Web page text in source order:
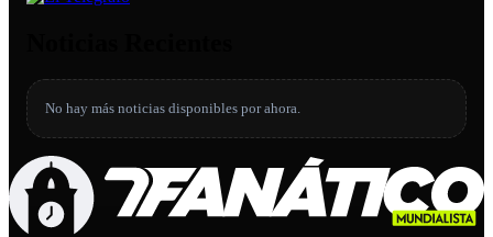
No hay más noticias disponibles por ahora.